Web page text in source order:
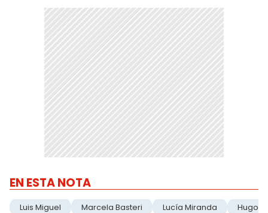
EN ESTA NOTA
Luis Miguel Marcela Basteri Lucía Miranda Hugo